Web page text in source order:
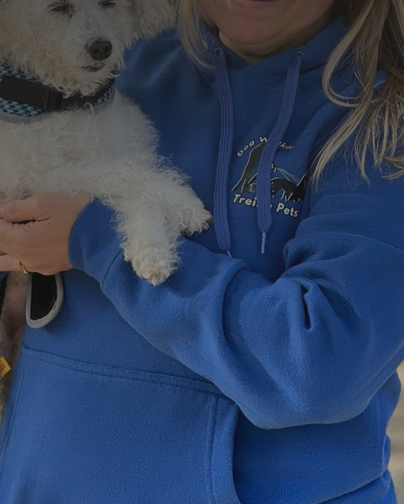
Formulário de Contato
15 + 4 = Enviar